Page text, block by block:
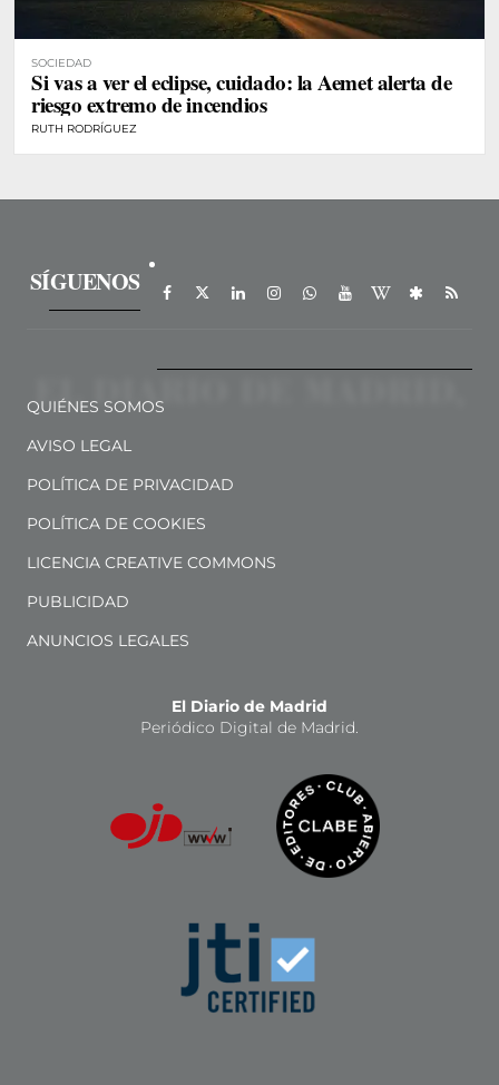
SOCIEDAD
Si vas a ver el eclipse, cuidado: la Aemet alerta de
riesgo extremo de incendios
RUTH RODRÍGUEZ
SÍGUENOS
QUIÉNES SOMOS
AVISO LEGAL
POLÍTICA DE PRIVACIDAD
POLÍTICA DE COOKIES
LICENCIA CREATIVE COMMONS
PUBLICIDAD
ANUNCIOS LEGALES
El Diario de Madrid
Periódico Digital de Madrid.